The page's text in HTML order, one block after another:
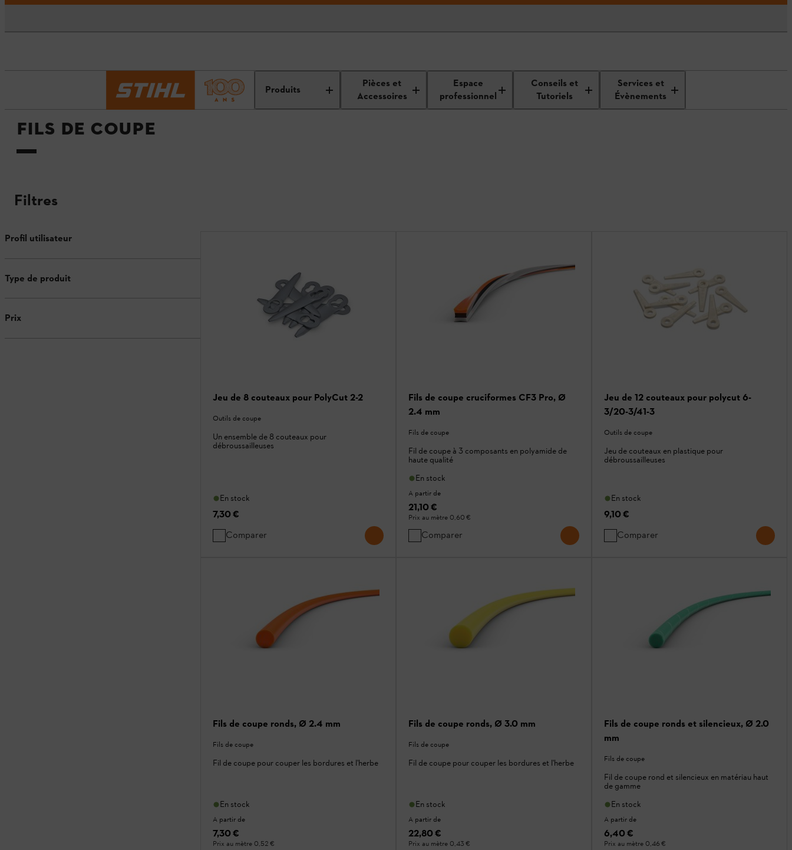
Produits
Pièces et
Accessoires
Espace
professionnel
Conseils et
Tutoriels
Services et
Évènements
FILS DE COUPE
Filtres
Profil utilisateur
Type de produit
Prix
Jeu de 8 couteaux pour PolyCut 2-2
Outils de coupe
Un ensemble de 8 couteaux pour
débroussailleuses
En stock
7,30 €
Comparer
Fils de coupe cruciformes CF3 Pro, Ø
2.4 mm
Fils de coupe
Fil de coupe à 3 composants en polyamide de
haute qualité
En stock
A partir de
21,10 €
Prix au mètre 0,60 €
Comparer
Jeu de 12 couteaux pour polycut 6-
3/20-3/41-3
Outils de coupe
Jeu de couteaux en plastique pour
débroussailleuses
En stock
9,10 €
Comparer
Fils de coupe ronds, Ø 2.4 mm
Fils de coupe
Fil de coupe pour couper les bordures et l'herbe
En stock
A partir de
7,30 €
Prix au mètre 0,52 €
Fils de coupe ronds, Ø 3.0 mm
Fils de coupe
Fil de coupe pour couper les bordures et l'herbe
En stock
A partir de
22,80 €
Prix au mètre 0,43 €
Fils de coupe ronds et silencieux, Ø 2.0
mm
Fils de coupe
Fil de coupe rond et silencieux en matériau haut
de gamme
En stock
A partir de
6,40 €
Prix au mètre 0,46 €